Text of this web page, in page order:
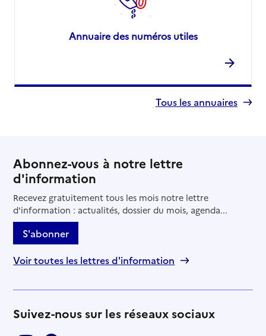
Annuaire des numéros utiles
Tous les annuaires
Abonnez-vous à notre lettre
d'information
Recevez gratuitement tous les mois notre lettre
d'information : actualités, dossier du mois, agenda...
S'abonner
Voir toutes les lettres d'information
Suivez-nous sur les réseaux sociaux